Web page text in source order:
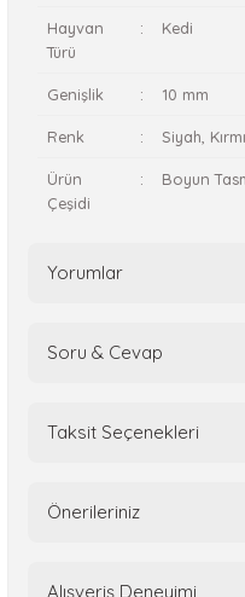
Hayvan
Türü
: Kedi
Genişlik : 10 mm
Renk : Siyah,
Ürün
Çeşidi
: Boyun
Yorumlar
Soru & Cevap
Taksit Seçenekleri
Önerileriniz
Alışveriş Deneyimi